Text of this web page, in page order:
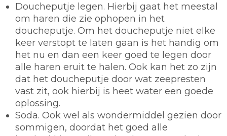
Doucheputje legen. Hierbij gaat het meestal
om haren die zie ophopen in het
doucheputje. Om het doucheputje niet elke
keer verstopt te laten gaan is het handig om
het nu en dan een keer goed te legen door
alle haren eruit te halen. Ook kan het zo zijn
dat het doucheputje door wat zeepresten
vast zit, ook hierbij is heet water een goede
oplossing.
Soda. Ook wel als wondermiddel gezien door
sommigen, doordat het goed alle